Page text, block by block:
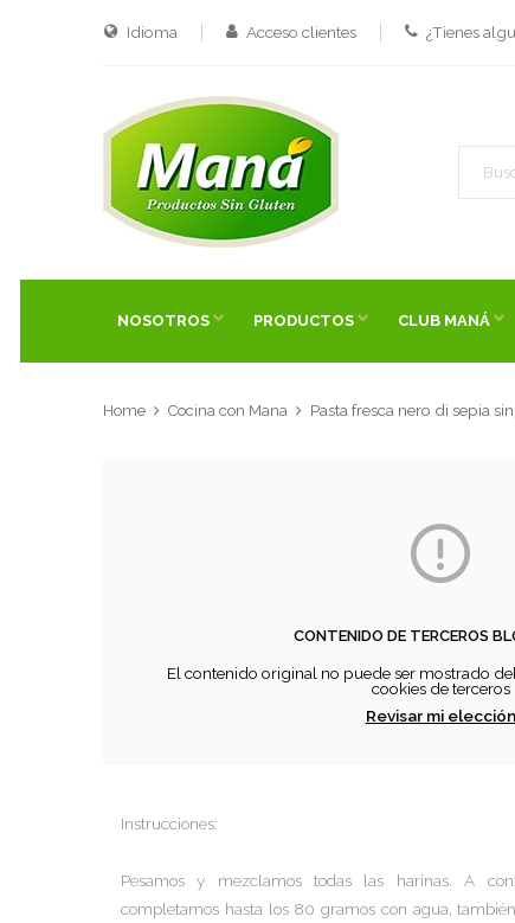
Idioma Acceso clientes ¿Tienes
NOSOTROS PRODUCTOS CLUB MANÁ
Home Cocina con Mana Pasta fresca nero di sepia
CONTENIDO DE TERCEROS
El contenido original no puede ser mostrado
cookies de terceros
Revisar mi elección
Instrucciones:
Pesamos y mezclamos todas las harinas. A
completamos hasta los 80 gramos con agua,